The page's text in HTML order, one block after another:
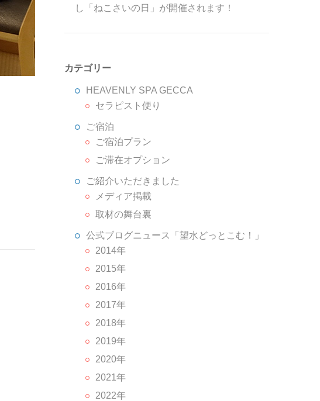
し「ねこさいの日」が開催されます！
カテゴリー
HEAVENLY SPA GECCA
セラピスト便り
ご宿泊
ご宿泊プラン
ご滞在オプション
ご紹介いただきました
メディア掲載
取材の舞台裏
公式ブログニュース「望水どっとこむ！」
2014年
2015年
2016年
2017年
2018年
2019年
2020年
2021年
2022年